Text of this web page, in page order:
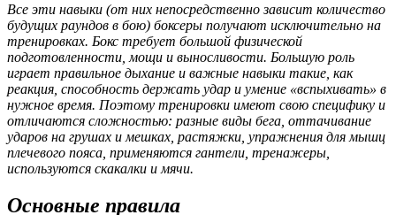
Все эти навыки (от них непосредственно зависит количество
будущих раундов в бою) боксеры получают исключительно на
тренировках. Бокс требует большой физической
подготовленности, мощи и выносливости. Большую роль
играет правильное дыхание и важные навыки такие, как
реакция, способность держать удар и умение «вспыхивать» в
нужное время. Поэтому тренировки имеют свою специфику и
отличаются сложностью: разные виды бега, оттачивание
ударов на грушах и мешках, растяжки, упражнения для мышц
плечевого пояса, применяются гантели, тренажеры,
используются скакалки и мячи.
Основные правила